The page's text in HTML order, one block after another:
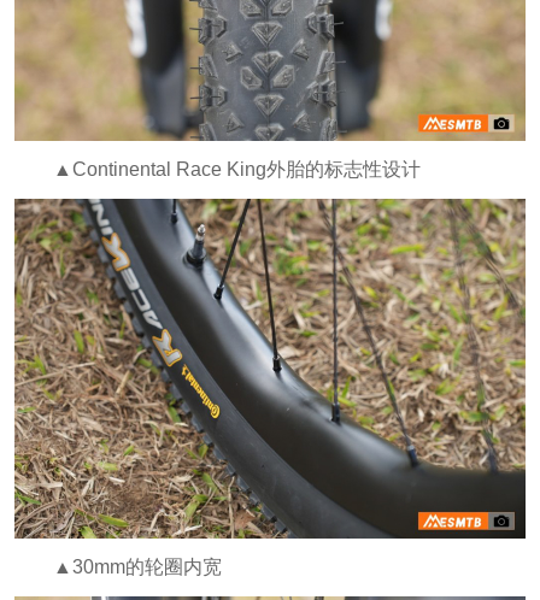
▲Continental Race King外胎的标志性设计
▲30mm的轮圈内宽